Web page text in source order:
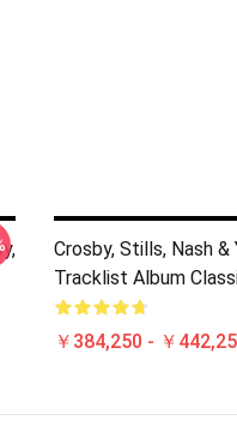
Crosby, Stills, Nash &
Tracklist Album
￥384,250 - ￥